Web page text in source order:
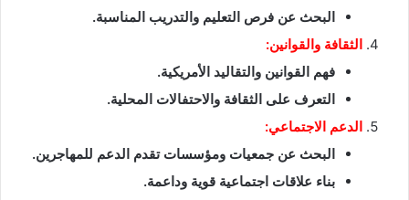
البحث عن فرص التعليم والتدريب المناسبة.
الثقافة والقوانين:
فهم القوانين والتقاليد الأمريكية.
التعرف على الثقافة والاحتفالات المحلية.
الدعم الاجتماعي:
البحث عن جمعيات ومؤسسات تقدم الدعم للمهاجرين.
بناء علاقات اجتماعية قوية وداعمة.